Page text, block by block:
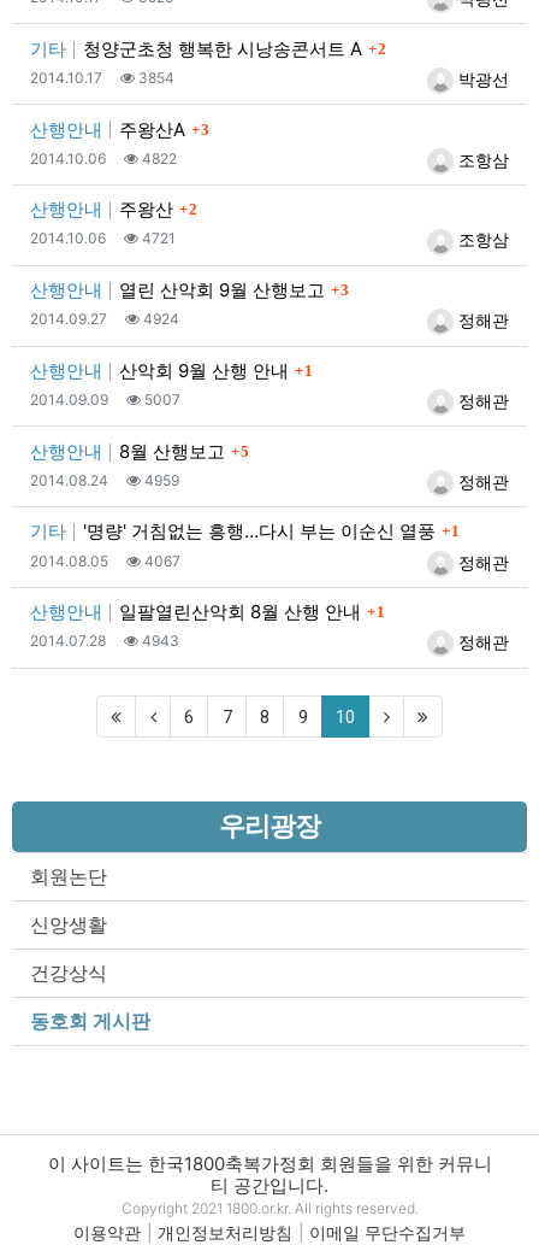
기타 청양군초청 행복한 시낭송콘서트 A 댓글
2
등록자박광선
등록일
2014.10.17 조회
3854
산행안내 주왕산A 댓글
3
등록자조항삼
등록일
2014.10.06 조회
4822
산행안내 주왕산 댓글
2
등록자조항삼
등록일
2014.10.06 조회
4721
산행안내 열린 산악회 9월 산행보고 댓글
3
등록자정해관
등록일
2014.09.27 조회
4924
산행안내 산악회 9월 산행 안내 댓글
1
등록자정해관
등록일
2014.09.09 조회
5007
산행안내 8월 산행보고 댓글
5
등록자정해관
등록일
2014.08.24 조회
4959
기타 '명량' 거침없는 흥행…다시 부는 이순신 열풍 댓글
1
등록자정해관
등록일
2014.08.05 조회
4067
산행안내 일팔열린산악회 8월 산행 안내 댓글
1
등록자정해관
등록일
2014.07.28 조회
4943
6 7 8 9 10 (current)
우리광장
회원논단
신앙생활
건강상식
동호회 게시판
이 사이트는 한국1800축복가정회 회원들을 위한 커뮤니
티 공간입니다.
Copyright 2021 1800.or.kr. All rights reserved.
이용약관 개인정보처리방침 이메일 무단수집거부